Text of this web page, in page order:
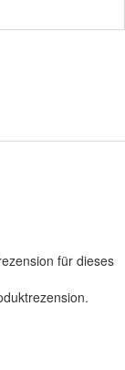
für dieses
.